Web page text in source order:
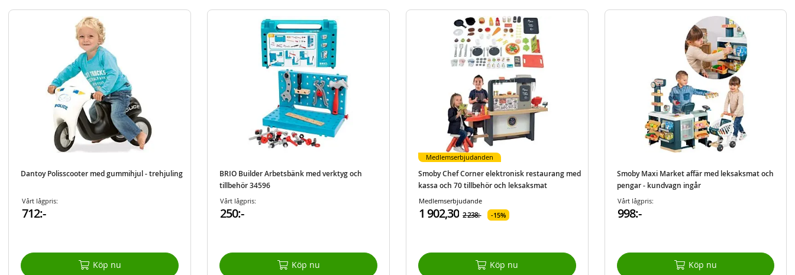
Dantoy Polisscooter med gummihjul - trehjuling
Vårt lågpris:
712:-
Köp nu
BRIO Builder Arbetsbänk med verktyg och
tillbehör 34596
Vårt lågpris:
250:-
Köp nu
Smoby Chef Corner elektronisk restaurang med
kassa och 70 tillbehör och leksaksmat
Medlemserbjudande
1 902,30 2 238:- 15%
Köp nu
Medlemserbjudanden
Smoby Maxi Market affär med leksaksmat och
pengar - kundvagn ingår
Vårt lågpris:
998:-
Köp nu